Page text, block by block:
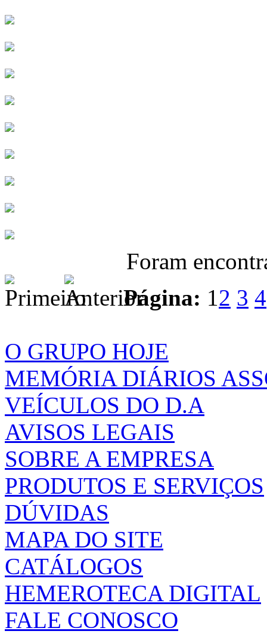
Foram
Página: 12 3 4
O GRUPO HOJE
MEMÓRIA DIÁRIOS
VEÍCULOS DO D.A
AVISOS LEGAIS
SOBRE A EMPRESA
PRODUTOS E SERVIÇOS
DÚVIDAS
MAPA DO SITE
CATÁLOGOS
HEMEROTECA DIGITAL
FALE CONOSCO